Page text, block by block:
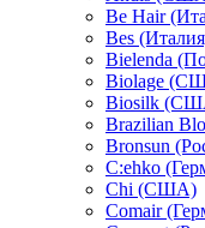
Be Hair
Bes
Bielenda
Biolage
Biosilk
Brazilian
Bronsun
C:ehko
Chi (США)
Comair